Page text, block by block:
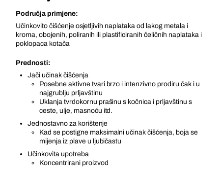
Područja primjene:
Učinkovito čišćenje osjetljivih naplataka od lakog metala i
kroma, obojenih, poliranih ili plastificiranih čeličnih naplataka i
poklopaca kotača
Prednosti:
Jači učinak čišćenja
Posebne aktivne tvari brzo i intenzivno prodiru čak i u
najgrublju prljavštinu
Uklanja tvrdokornu prašinu s kočnica i prljavštinu s
ceste, ulje, masnoću itd.
Jednostavno za korištenje
Kad se postigne maksimalni učinak čišćenja, boja se
mijenja iz plave u ljubičastu
Učinkovita upotreba
Koncentrirani proizvod